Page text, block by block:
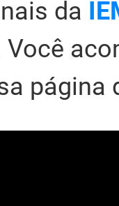
da
Você
página